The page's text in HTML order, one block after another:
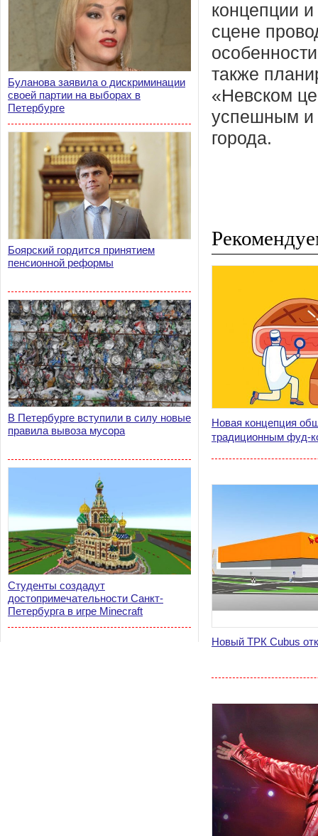
Буланова заявила о дискриминации
своей партии на выборах в
Петербурге
Боярский гордится принятием
пенсионной реформы
В Петербурге вступили в силу новые
правила вывоза мусора
Студенты создадут
достопримечательности Санкт-
Петербурга в игре Minecraft
концепции
сцене
также
«Невском
успешным и
города.
Новая концепция
традиционным фуд-
Новый ТРК Cubus